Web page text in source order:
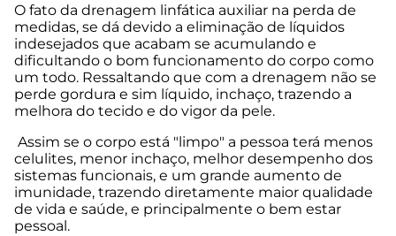
O fato da drenagem linfática auxiliar na perda de
medidas, se dá devido a eliminação de líquidos
indesejados que acabam se acumulando e
dificultando o bom funcionamento do corpo como
um todo. Ressaltando que com a drenagem não se
perde gordura e sim líquido, inchaço, trazendo a
melhora do tecido e do vigor da pele.
Assim se o corpo está "limpo" a pessoa terá menos
celulites, menor inchaço, melhor desempenho dos
sistemas funcionais, e um grande aumento de
imunidade, trazendo diretamente maior qualidade
de vida e saúde, e principalmente o bem estar
pessoal.